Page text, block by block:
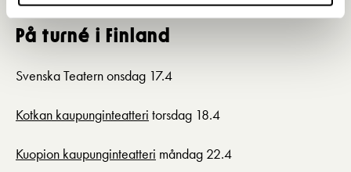
På turné i Finland
Svenska Teatern onsdag 17.4
Kotkan kaupunginteatteri torsdag 18.4
Kuopion kaupunginteatteri måndag 22.4